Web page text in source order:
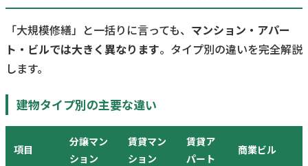
「大規模修繕」と一括りに言っても、 マンション・アパー
ト・ビルでは大きく異なります。タイプ別の違いを完全解説
します。
建物タイプ別の主要な違い
項目
分譲マン
ション
賃貸マン
ション
賃貸ア
パート
商業ビル